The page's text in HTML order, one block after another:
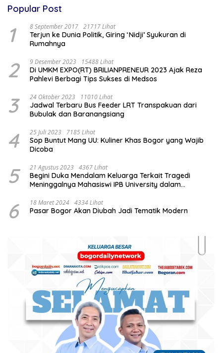
Popular Post
1 8 September 2017 21717 Lihat
Terjun ke Dunia Politik, Giring ‘Nidji’ Syukuran di
Rumahnya
2 9 Desember 2023 15488 Lihat
Di UMKM EXPO(RT) BRILIANPRENEUR 2023 Ajak Reza
Pahlevi Berbagi Tips Sukses di Medsos
3 24 Oktober 2023 11010 Lihat
Jadwal Terbaru Bus Feeder LRT Transpakuan dari
Bubulak dan Baranangsiang
4 25 Juli 2023 7185 Lihat
Sop Buntut Mang UU: Kuliner Khas Bogor yang Wajib
Dicoba
5 21 Agustus 2023 4367 Lihat
Begini Duka Mendalam Keluarga Terkait Tragedi
Meninggalnya Mahasiswi IPB University dalam
6 18 Maret 2024 4334 Lihat
Pasar Bogor Akan Diubah Jadi Tematik Modern